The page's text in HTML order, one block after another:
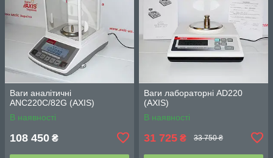
Ваги аналітичні
ANC220C/82G (АХIS)
В наявності
108 450 ₴
Ваги лабораторні AD220
(АХIS)
В наявності
31 725 ₴ 33 750 ₴